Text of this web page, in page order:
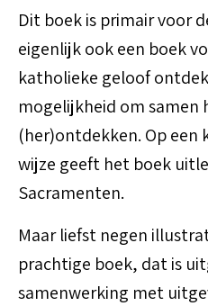
Dit boek is primair voor
eigenlijk ook een boek
katholieke geloof
mogelijkheid om
(her)ontdekken. Op een
wijze geeft het boek
Sacramenten.
Maar liefst negen
prachtige boek, dat is
samenwerking met